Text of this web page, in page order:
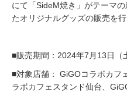
にて「SideM焼き」がテーマ
たオリジナルグッズの販売を行
■販売期間：2024年7月13日（
■対象店舗： GiGOコラボカフ
ラボカフェスタンド仙台、